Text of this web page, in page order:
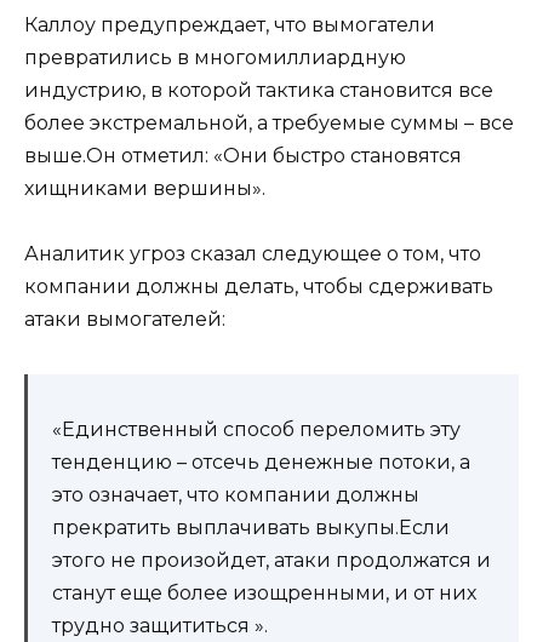
Каллоу предупреждает, что вымогатели
превратились в многомиллиардную
индустрию, в которой тактика становится все
более экстремальной, а требуемые суммы – все
выше.Он отметил: «Они быстро становятся
хищниками вершины».
Аналитик угроз сказал следующее о том, что
компании должны делать, чтобы сдерживать
атаки вымогателей:
«Единственный способ переломить эту
тенденцию – отсечь денежные потоки, а
это означает, что компании должны
прекратить выплачивать выкупы.Если
этого не произойдет, атаки продолжатся и
станут еще более изощренными, и от них
трудно защититься ».